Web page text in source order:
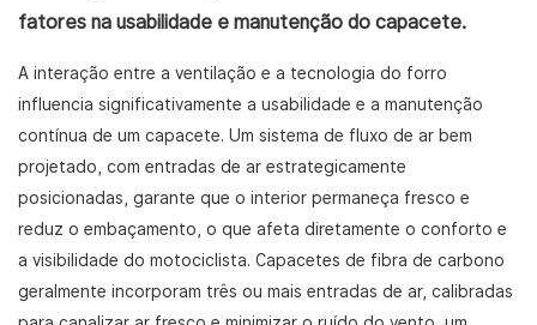
fatores na usabilidade e manutenção do capacete.
A interação entre a ventilação e a tecnologia do forro
influencia significativamente a usabilidade e a manutenção
contínua de um capacete. Um sistema de fluxo de ar bem
projetado, com entradas de ar estrategicamente
posicionadas, garante que o interior permaneça fresco e
reduz o embaçamento, o que afeta diretamente o conforto e
a visibilidade do motociclista. Capacetes de fibra de carbono
geralmente incorporam três ou mais entradas de ar, calibradas